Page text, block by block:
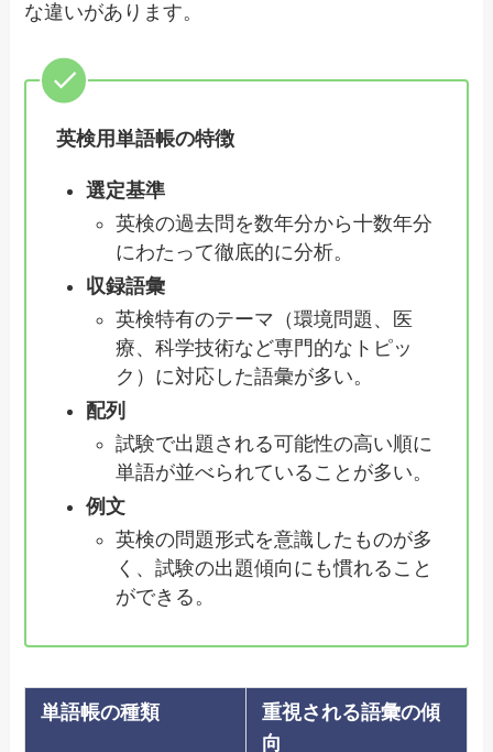
な違いがあります。
英検用単語帳の特徴
選定基準
英検の過去問を数年分から十数年分
にわたって徹底的に分析。
収録語彙
英検特有のテーマ（環境問題、医
療、科学技術など専門的なトピッ
ク）に対応した語彙が多い。
配列
試験で出題される可能性の高い順に
単語が並べられていることが多い。
例文
英検の問題形式を意識したものが多
く、試験の出題傾向にも慣れること
ができる。
単語帳の種類
重視される語彙の傾
向